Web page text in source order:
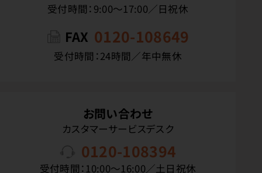
受付時間：9:00〜17:00／日祝休
FAX 0120-108649
受付時間：24時間／年中無休
お問い合わせ
カスタマーサービスデスク
0120-108394
受付時間：10:00〜16:00／土日祝休